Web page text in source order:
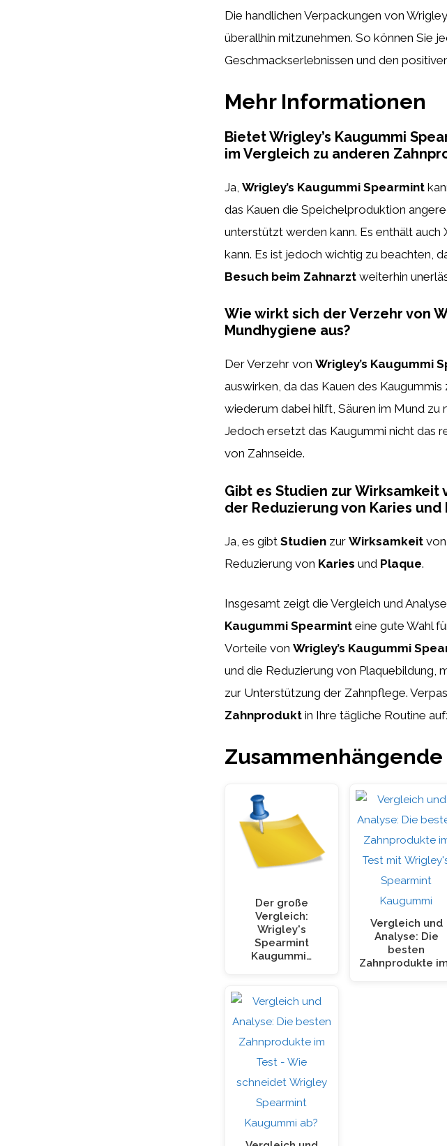
Die handlichen Verpackungen von
überallhin mitzunehmen. So können Sie
Geschmackserlebnissen und den
Mehr Informationen
Bietet Wrigley’s Kaugummi
im Vergleich zu anderen
Ja, Wrigley’s Kaugummi Spearmint
das Kauen die Speichelproduktion
unterstützt werden kann. Es enthält
kann. Es ist jedoch wichtig zu beachten,
Besuch beim Zahnarzt weiterhin
Wie wirkt sich der Verzehr von
Mundhygiene aus?
Der Verzehr von Wrigley’s Kaugummi
auswirken, da das Kauen des
wiederum dabei hilft, Säuren im Mund zu
Jedoch ersetzt das Kaugummi nicht das
von Zahnseide.
Gibt es Studien zur Wirksamkeit
der Reduzierung von Karies und
Ja, es gibt Studien zur Wirksamkeit
Reduzierung von Karies und Plaque.
Insgesamt zeigt die Vergleich und
Kaugummi Spearmint eine gute Wahl
Vorteile von Wrigley’s Kaugummi
und die Reduzierung von Plaquebildung,
zur Unterstützung der Zahnpflege.
Zahnprodukt in Ihre tägliche Routine
Zusammenhängende
Der große
Vergleich:
Wrigley's
Spearmint
Kaugummi…
Vergleich und
Analyse: Die
besten
Zahnprodukte